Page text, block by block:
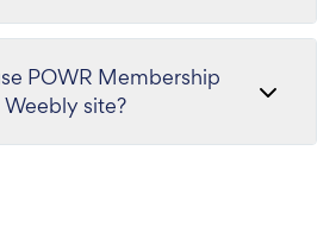
POWR Membership
site?